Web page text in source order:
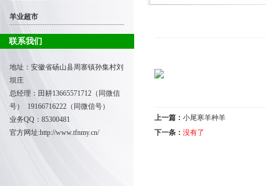
羊业超市
联系我们
地址：安徽省砀山县周寨镇孙集村刘
坝庄
总经理：田耕13665571712（同微信
号） 19166716222（同微信号）
业务QQ：85300481
官方网址:http://www.tfnmy.cn/
上一篇： 小尾寒羊种羊
下一条： 没有了